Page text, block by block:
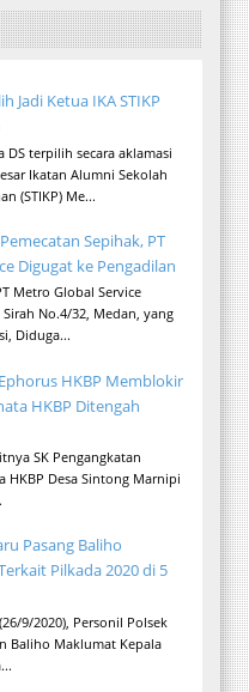
Jadi Ketua IKA STIKP
DS terpilih secara aklamasi
Ikatan Alumni Sekolah
(STIKP) Me...
Sepihak, PT
Digugat ke Pengadilan
Metro Global Service
No.4/32, Medan, yang
Diduga...
HKBP Memblokir
HKBP Ditengah
SK Pengangkatan
HKBP Desa Sintong Marnipi
Pasang Baliho
Pilkada 2020 di 5
9/2020), Personil Polsek
Baliho Maklumat Kepala